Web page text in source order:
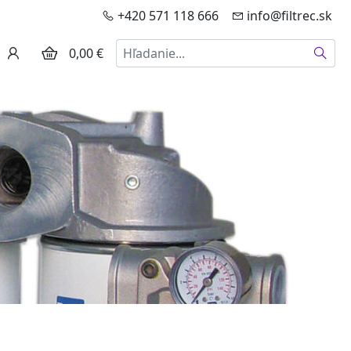
+420 571 118 666 info@filtrec.sk
0,00 € Hľadať